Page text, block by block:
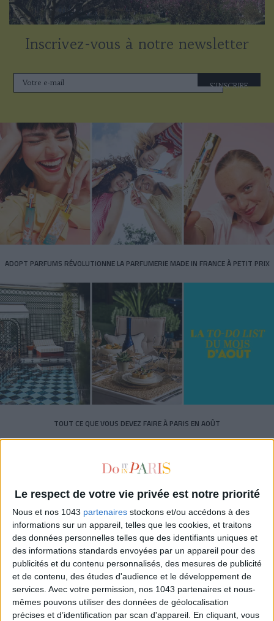
Le respect de votre vie privée est notre priorité
Nous et nos 1043 partenaires stockons et/ou accédons à des
informations sur un appareil, telles que les cookies, et traitons
des données personnelles telles que des identifiants uniques et
des informations standards envoyées par un appareil pour des
publicités et du contenu personnalisés, des mesures de publicité
et de contenu, des études d'audience et le développement de
services. Avec votre permission, nos 1043 partenaires et nous-
mêmes pouvons utiliser des données de géolocalisation
précises et d’identification par scan d'appareil. En cliquant, vous
Inscrivez-vous à notre newsletter
S'INSCRIRE
ADOPT PARFUMS RÉVOLUTIONNE LA PARFUMERIE MADE IN FRANCE À PETIT PRIX
TOUT CE QUE VOUS DEVEZ FAIRE À PARIS EN AOÛT
LES SPF 50 QUI DONNENT ENVIE DE SE TARTINER